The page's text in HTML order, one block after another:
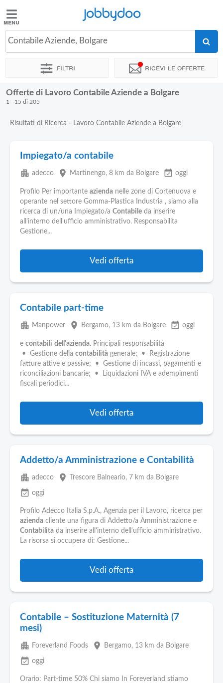
Jobbydoo
Offerte
Stipendi
Blog
Pubblica
Offerte
Aziende
Jobbydoo
Contabile Aziende, Bolgare
Filtri Ricevi le offerte
Offerte di Lavoro Contabile Aziende a Bolgare
1 - 15 di 205
Risultati di Ricerca - Lavoro Contabile Aziende a Bolgare
Impiegato/a contabile
apartment adecco place Martinengo, 8 km da Bolgare event_available oggi
Profilo Per importante azienda nelle zone di Cortenuova e
operante nel settore Gomma-Plastica Industria , siamo alla
ricerca di un/una Impiegato/a Contabile da inserire
all'interno dell'ufficio amministrativo. Responsabilita
Gestione...
Vedi offerta
Contabile part-time
apartment Manpower place Bergamo, 13 km da Bolgare event_available oggi
e contabili dell'azienda. Principali responsabilità
• Gestione della contabilità generale; • Registrazione
fatture attive e passive; • Gestione di incassi, pagamenti e
riconciliazioni bancarie; • Liquidazioni IVA e adempimenti
fiscali periodici...
Vedi offerta
Addetto/a Amministrazione e Contabilità
apartment adecco place Trescore Balneario, 7 km da Bolgare
event_available oggi
Profilo Adecco Italia S.p.A., Agenzia per il Lavoro, ricerca per
azienda cliente una figura di Addetto/a Amministrazione e
Contabilita da inserire all'interno dell'ufficio amministrativo.
La risorsa si occupera di: Gestione...
Vedi offerta
Contabile – Sostituzione Maternità (7
mesi)
apartment Foreverland Foods place Bergamo, 13 km da Bolgare
event_available oggi
Orario: Part-time 50% Chi siamo In Foreverland stiamo